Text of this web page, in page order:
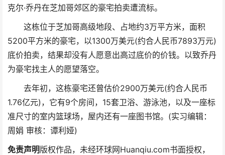
克尔·乔丹在芝加哥郊区的豪宅拍卖遭流标。
这栋位于芝加哥高级地段、占地约3万平方米，面积
5200平方米的豪宅，以1300万美元(约合人民币7893万元)
底价拍卖，结果却没有人愿意出高过底价的价钱。以致乔丹
为豪宅找主人的愿望落空。
去年初，这栋豪宅还曾估价2900万美元(约合人民币
1.76亿元)，它有9个房间，15套卫浴、游泳池，以及一座标
准尺寸的室内篮球场，屋内还有一座图书馆。(实习编辑：
周娟 审核：谭利娅)
免责声明版权作品，未经环球网Huanqiu.com书面授权，